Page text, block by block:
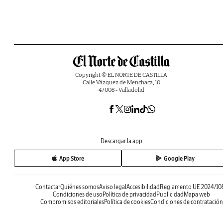
Copyright © EL NORTE DE CASTILLA
Calle Vázquez de Menchaca, 10
47008 - Valladolid
Descargar la app
App Store Google Play
ContactarQuiénes somosAviso legal Accesibilidad Reglamento UE 2024/
Condiciones de uso Política de privacidad Publicidad Mapa web
Compromisos editorialesPolítica de cookiesCondiciones de contratación